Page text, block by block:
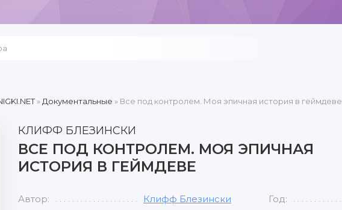
» Документальные » Все под контролем. Моя эпичная история в геймдеве
КЛИФФ БЛЕЗИНСКИ
ВСЕ ПОД КОНТРОЛЕМ. МОЯ ЭПИЧНАЯ
ИСТОРИЯ В ГЕЙМДЕВЕ
Автор: Клифф Блезински Год: